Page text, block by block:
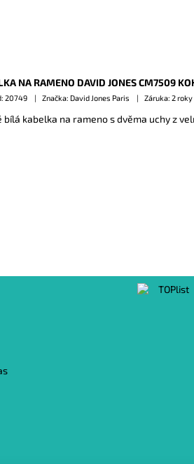
NA RAMENO DAVID JONES CM7509
20749 Značka: David Jones Paris Záruka: 2 roky
kabelka na rameno s dvěma uchy z